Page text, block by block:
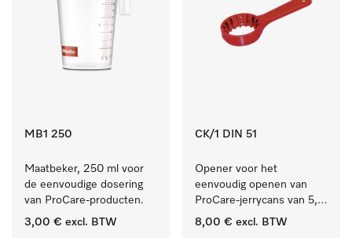
MB1 250
Maatbeker, 250 ml voor
de eenvoudige dosering
van ProCare-producten.
3,00 € excl. BTW
CK/1 DIN 51
Opener voor het
eenvoudig openen van
ProCare-jerrycans van 5,
10 en 20 l.
8,00 € excl. BTW